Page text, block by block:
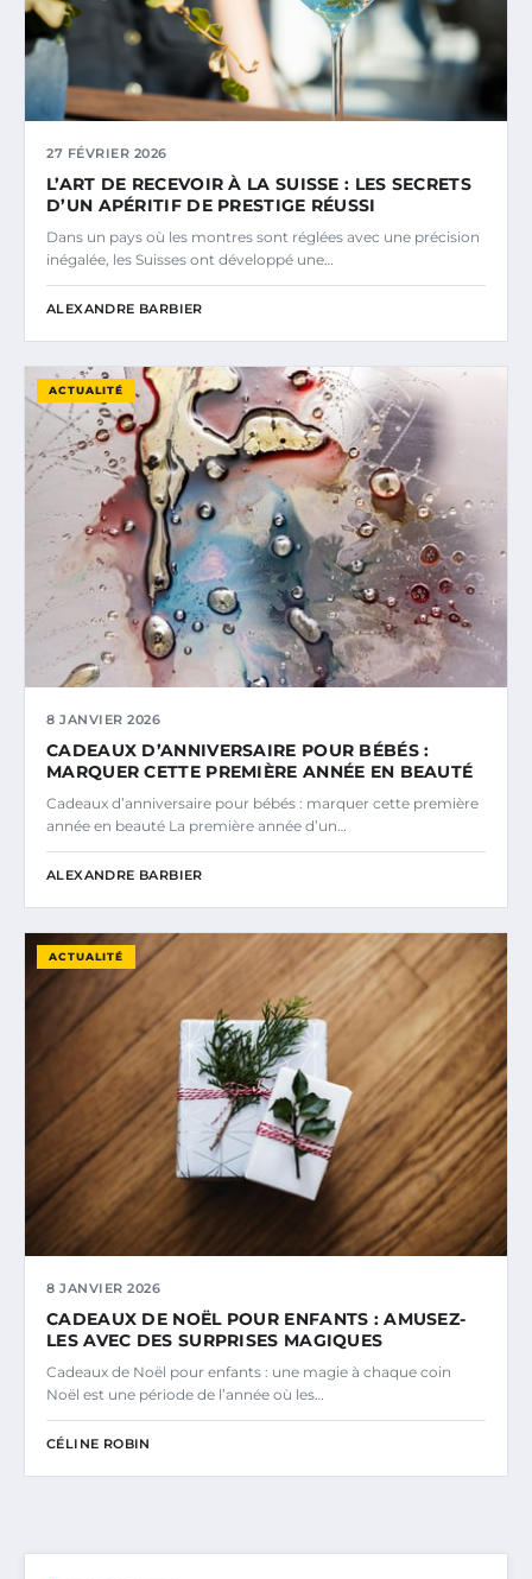
27 FÉVRIER 2026
L’ART DE RECEVOIR À LA SUISSE : LES SECRETS
D’UN APÉRITIF DE PRESTIGE RÉUSSI
Dans un pays où les montres sont réglées avec une précision
inégalée, les Suisses ont développé une…
ALEXANDRE BARBIER
ACTUALITÉ
8 JANVIER 2026
CADEAUX D’ANNIVERSAIRE POUR BÉBÉS :
MARQUER CETTE PREMIÈRE ANNÉE EN BEAUTÉ
Cadeaux d’anniversaire pour bébés : marquer cette première
année en beauté La première année d’un…
ALEXANDRE BARBIER
ACTUALITÉ
8 JANVIER 2026
CADEAUX DE NOËL POUR ENFANTS : AMUSEZ-
LES AVEC DES SURPRISES MAGIQUES
Cadeaux de Noël pour enfants : une magie à chaque coin
Noël est une période de l’année où les…
CÉLINE ROBIN